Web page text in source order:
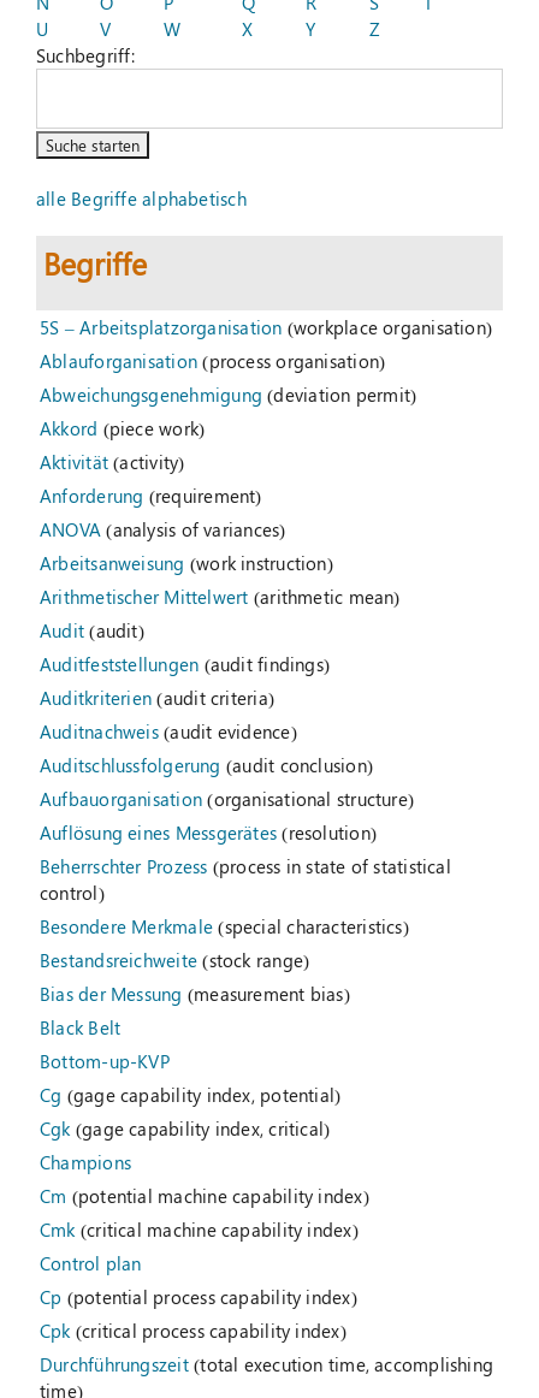
Suche
nach:
U
V W X Y
Z
Suchbegriff:
alle Begriffe alphabetisch
Begriffe
5S – Arbeitsplatzorganisation (workplace organisation)
Ablauforganisation (process organisation)
Abweichungsgenehmigung (deviation permit)
Akkord (piece work)
Aktivität (activity)
Anforderung (requirement)
ANOVA (analysis of variances)
Arbeitsanweisung (work instruction)
Arithmetischer Mittelwert (arithmetic mean)
Audit (audit)
Auditfeststellungen (audit findings)
Auditkriterien (audit criteria)
Auditnachweis(audit evidence)
Auditschlussfolgerung (audit conclusion)
Aufbauorganisation (organisational structure)
Auflösung eines Messgerätes (resolution)
Beherrschter Prozess (process in state of statistical
control)
Besondere Merkmale (special characteristics)
Bestandsreichweite (stock range)
Bias der Messung (measurement bias)
Black Belt
Bottom-up-KVP
Cg (gage capability index, potential)
Cgk(gage capability index, critical)
Champions
Cm (potential machine capability index)
Cmk(critical machine capability index)
Control plan
Cp (potential process capability index)
Cpk(critical process capability index)
Durchführungszeit(total execution time, accomplishing
time)